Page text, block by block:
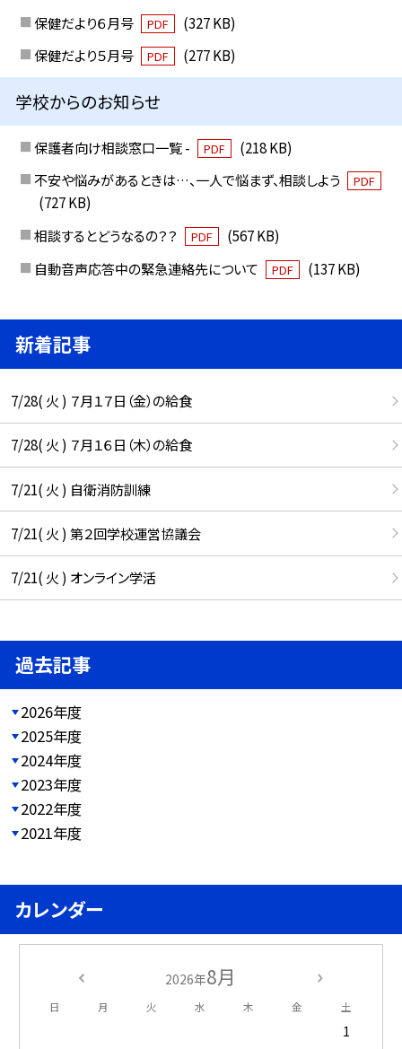
保健だより６月号
PDF
(327 KB)
保健だより５月号
PDF (277 KB)
学校からのお知らせ
保護者向け相談窓口一覧 - PDF
(218 KB)
不安や悩みがあるときは…、一人で悩まず、相談しよう
PDF
(727 KB)
相談するとどうなるの？？
PDF
(567 KB)
自動音声応答中の緊急連絡先について
PDF (137 KB)
新着記事
7/28( 火 ) ７月１７日（金）の給食
7/28( 火 ) ７月１６日（木）の給食
7/21( 火 ) 自衛消防訓練
7/21( 火 ) 第２回学校運営協議会
7/21( 火 ) オンライン学活
過去記事
2026年度
2025年度
2024年度
2023年度
2022年度
2021年度
カレンダー
2026年8月
日 月 火 水 木 金 土
1